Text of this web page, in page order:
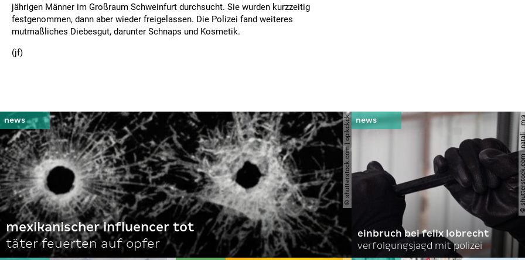
jährigen Männer im Großraum Schweinfurt durchsucht. Sie wurden kurzzeitig
festgenommen, dann aber wieder freigelassen. Die Polizei fand weiteres
mutmaßliches Diebesgut, darunter Schnaps und Kosmetik.
(jf)
© shutterstock.com | opikckck
mexikanischer influencer tot
täter feuerten auf opfer
©
einbruch bei felix lobrecht
verfolgungsjagd mit polizei